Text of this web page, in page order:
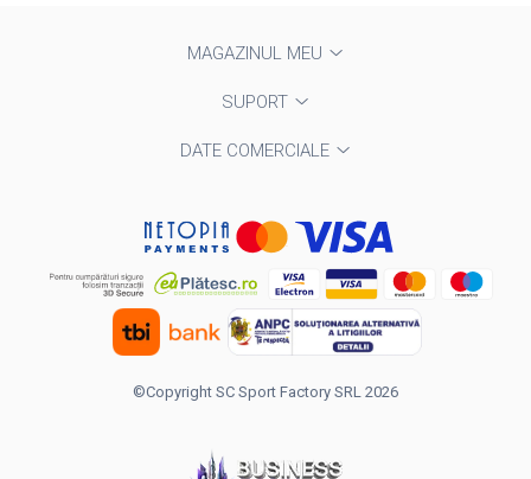
MAGAZINUL MEU
SUPORT
DATE COMERCIALE
©Copyright SC Sport Factory SRL 2026